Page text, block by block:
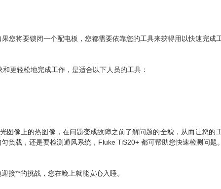
您将要锁闭一个配电板，您都需要依靠您的工具来获得用以快速完成
更轻松地完成工作，是适合以下人员的工具：
像上的热图像，在问题变成故障之前了解问题的全貌，从而让您的
负载，还是要检测通风系统，Fluke TiS20+ 都可帮助您快速检测问题
接**的挑战，您在晚上就能安心入睡。